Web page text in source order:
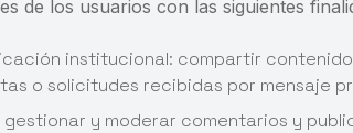
de los usuarios con las siguientes
institucional: compartir
o solicitudes recibidas por mensaje
y moderar comentarios y